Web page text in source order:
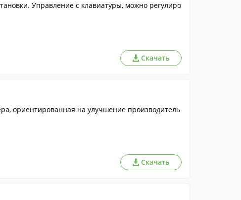
Управление с клавиатуры, можно регулиро
Скачать
ориентированная на улучшение производитель
Скачать